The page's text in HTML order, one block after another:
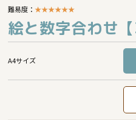
難易度：★★★★★★
絵と数字合わせ
A4サイズ